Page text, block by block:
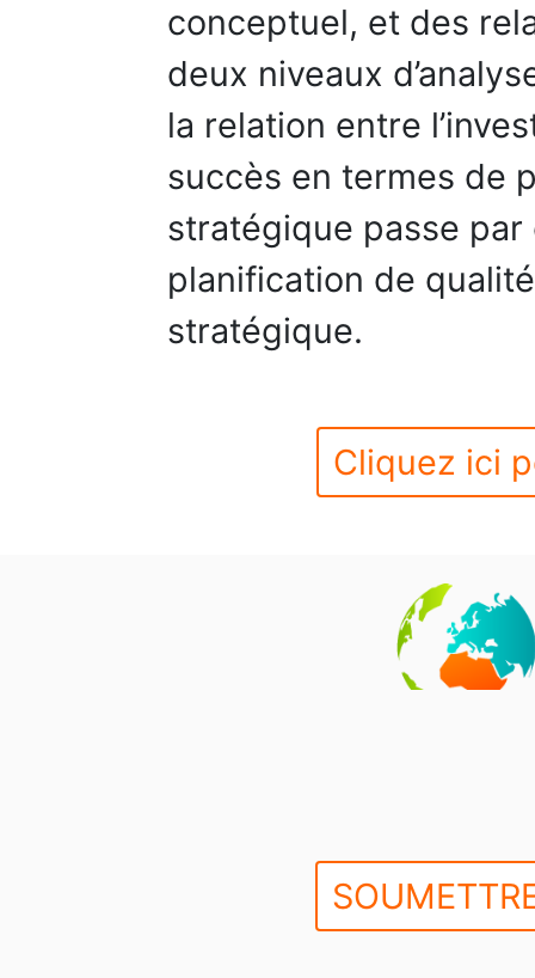
conceptuel, et des
deux niveaux
la relation entre
succès en termes de
stratégique passe
planification de
stratégique.
Cliquez ici